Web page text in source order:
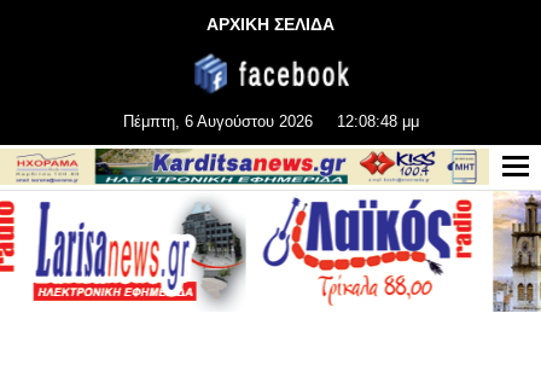
ΑΡΧΙΚΗ ΣΕΛΙΔΑ
Πέμπτη, 6 Αυγούστου 2026 12:08:49 μμ